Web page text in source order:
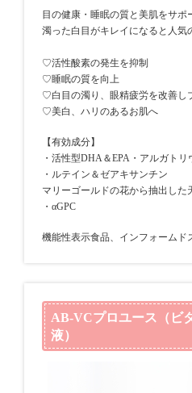
目の健康・睡眠の質と美肌をサポ
濁った白目がキレイになると人気
♡活性酸素の発生を抑制
♡睡眠の質を向上
♡白目の濁り、眼精疲労を改善し
♡美白、ハリのあるお肌へ
【有効成分】
・活性型DHA＆EPA・アルガトリ
・ルテイン＆ゼアキサンチン
マリーゴールドの花から抽出した
・αGPC
機能性表示食品、インフォームド
AB-VCプロユース（ビ
液）